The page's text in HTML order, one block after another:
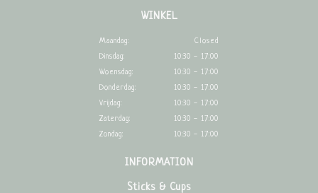
WINKEL
Maandag:
Closed
Dinsdag:
10:30 - 17:00
Woensdag:
10:30 - 17:00
Donderdag:
10:30 - 17:00
Vrijdag:
10:30 - 17:00
Zaterdag:
10:30 - 17:00
Zondag:
10:30 - 17:00
INFORMATION
Sticks & Cups